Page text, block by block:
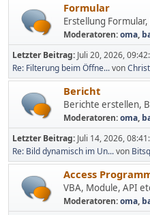
Formular
Erstellung
Moderatoren:oma,
Letzter Beitrag: Juli 20, 2026,
Re: Filterung beim Öffne...von
Bericht
Berichte erstellen,
Moderatoren:oma,
Letzter Beitrag: Juli 14, 2026,
Re: Bild dynamisch im Un...von
Access
VBA, Module, API
Moderatoren:oma,